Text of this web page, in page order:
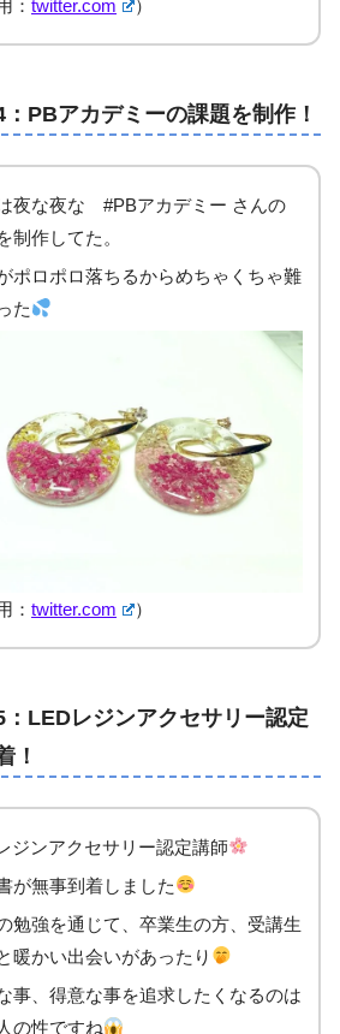
： twitter.com ）
PBアカデミーの課題を制作！
夜な夜な #PBアカデミー さんの
制作してた。
ポロポロ落ちるからめちゃくちゃ難
た
： twitter.com ）
：LEDレジンアクセサリー認定
！
ジンアクセサリー認定講師
が無事到着しました
勉強を通じて、卒業生の方、受講生
暖かい出会いがあったり
事、得意な事を追求したくなるのは
の性ですね